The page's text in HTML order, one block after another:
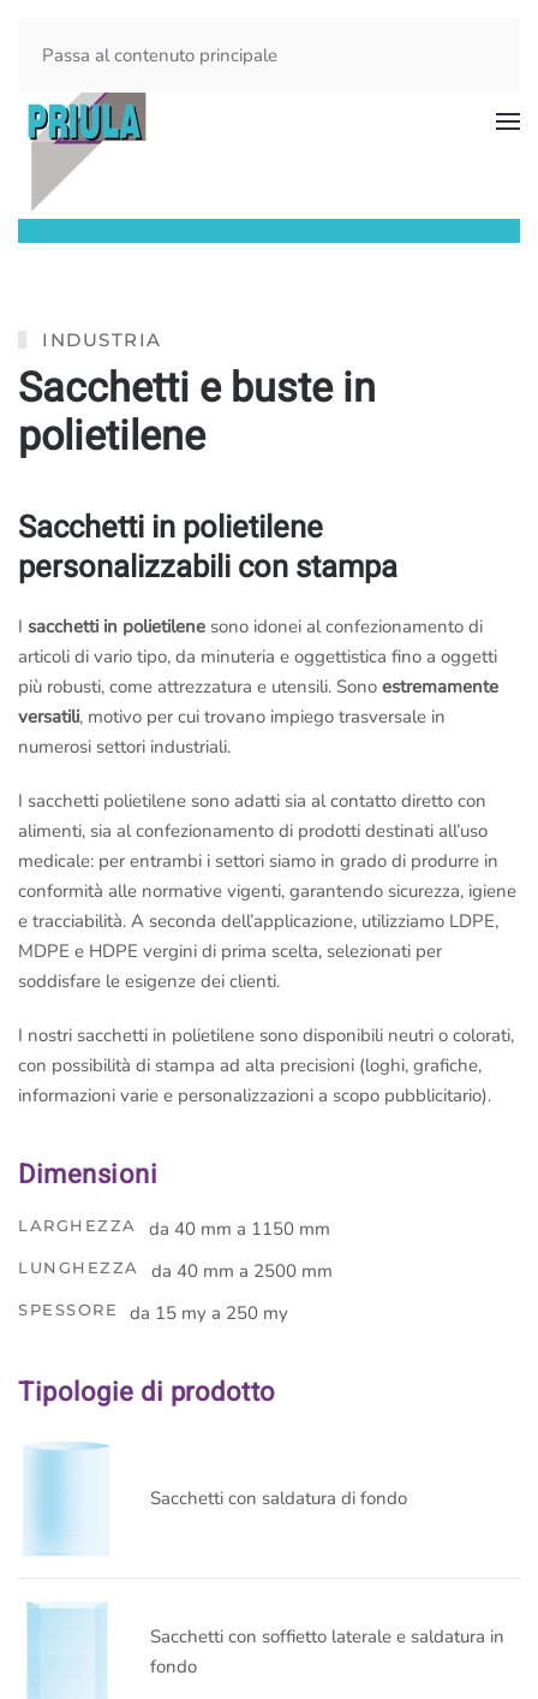
Passa al contenuto principale
INDUSTRIA
Sacchetti e buste in
polietilene
Sacchetti in polietilene
personalizzabili con stampa
I sacchetti in polietilene sono idonei al confezionamento di
articoli di vario tipo, da minuteria e oggettistica fino a oggetti
più robusti, come attrezzatura e utensili. Sono estremamente
versatili, motivo per cui trovano impiego trasversale in
numerosi settori industriali.
I sacchetti polietilene sono adatti sia al contatto diretto con
alimenti, sia al confezionamento di prodotti destinati all’uso
medicale: per entrambi i settori siamo in grado di produrre in
conformità alle normative vigenti, garantendo sicurezza, igiene
e tracciabilità. A seconda dell’applicazione, utilizziamo LDPE,
MDPE e HDPE vergini di prima scelta, selezionati per
soddisfare le esigenze dei clienti.
I nostri sacchetti in polietilene sono disponibili neutri o colorati,
con possibilità di stampa ad alta precisioni (loghi, grafiche,
informazioni varie e personalizzazioni a scopo pubblicitario).
Dimensioni
LARGHEZZA da 40 mm a 1150 mm
LUNGHEZZA da 40 mm a 2500 mm
SPESSORE da 15 my a 250 my
Tipologie di prodotto
Sacchetti con saldatura di fondo
Sacchetti con soffietto laterale e saldatura in
fondo